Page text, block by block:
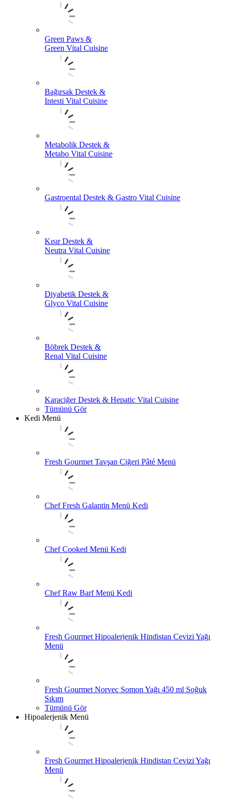
Green Paws &
Green Vital Cuisine
Bağırsak Destek &
Intesti Vital Cuisine
Metabolik Destek &
Metabo Vital Cuisine
Gastroental Destek & Gastro Vital Cuisine
Kısır Destek &
Neutra Vital Cuisine
Diyabetik Destek &
Glyco Vital Cuisine
Böbrek Destek &
Renal Vital Cuisine
Karaciğer Destek & Hepatic Vital Cuisine
Tümünü Gör
Kedi Menü
Fresh Gourmet Tavşan Ciğeri Pâté Menü
Chef Fresh Galantin Menü Kedi
Chef Cooked Menü Kedi
Chef Raw Barf Menü Kedi
Fresh Gourmet Hipoalerjenik Hindistan Cevizi Yağı
Menü
Fresh Gourmet Norveç Somon Yağı 450 ml Soğuk
Sıkım
Tümünü Gör
Hipoalerjenik Menü
Fresh Gourmet Hipoalerjenik Hindistan Cevizi Yağı
Menü